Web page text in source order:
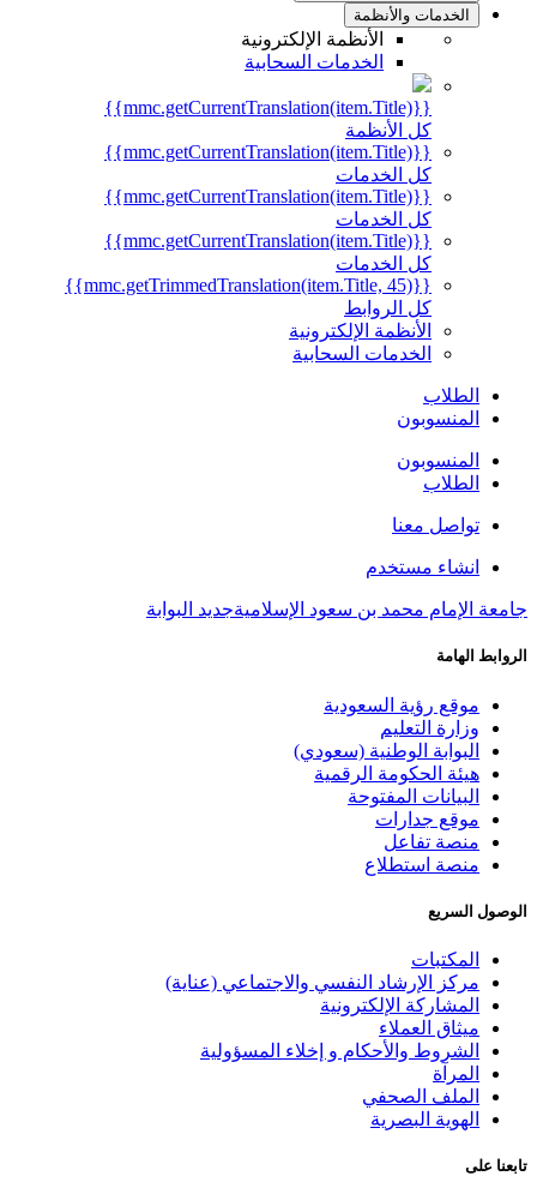
الخدمات والأنظمة
الأنظمة الإلكترونية
الخدمات السحابية
{{mmc.getCurrentTranslation(item.Title)}}
كل الأنظمة
{{mmc.getCurrentTranslation(item.Title)}}
كل الخدمات
{{mmc.getCurrentTranslation(item.Title)}}
كل الخدمات
{{mmc.getCurrentTranslation(item.Title)}}
كل الخدمات
{{mmc.getTrimmedTranslation(item.Title, 45)}}
كل الروابط
الأنظمة الإلكترونية
الخدمات السحابية
الطلاب
المنسوبون
المنسوبون
الطلاب
تواصل معنا
انشاء مستخدم
جامعة الإمام محمد بن سعود الإسلاميةجديد البوابة
الروابط الهامة
موقع رؤية السعودية
وزارة التعليم
البوابة الوطنية (سعودي)
هيئة الحكومة الرقمية
البيانات المفتوحة
موقع جدارات
منصة تفاعل
منصة استطلاع
الوصول السريع
المكتبات
مركز الإرشاد النفسي والاجتماعي (عناية)
المشاركة الإلكترونية
ميثاق العملاء
الشروط والأحكام و إخلاء المسؤولية
المرآة
الملف الصحفي
الهوية البصرية
تابعنا على